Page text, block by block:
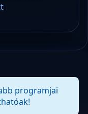
programjai